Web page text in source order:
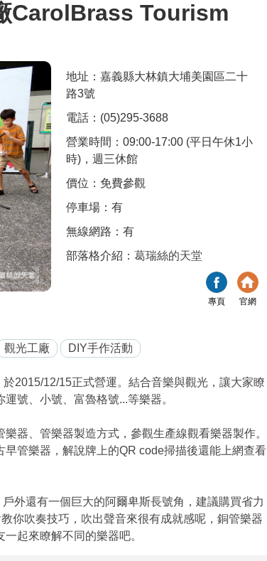
CarolBrass Tourism
地址：嘉義縣大林鎮大埔美園區二十
路3號
電話：(05)295-3688
營業時間：09:00-17:00 (平日午休1小
時)，週三休館
價位：免費參觀
停車場：有
無線網路：有
部落格介紹：葛瑞絲的天堂
專頁 官網
觀光工廠 DIY手作活動
2015/12/15正式營運。結合音樂與觀光，讓大家瞭
號、小號、富魯格號...等樂器。
器、管樂器製造方式，參觀生產線觀看樂器製作。
管樂器，解說牌上的QR code掃描後還能上網查看
外還有一個巨大的阿爾卑斯長號角，建議購買省力
你吹奏技巧，吹出聲音來很有成就感呢，銅管樂器
起來瞭解不同的樂器吧。